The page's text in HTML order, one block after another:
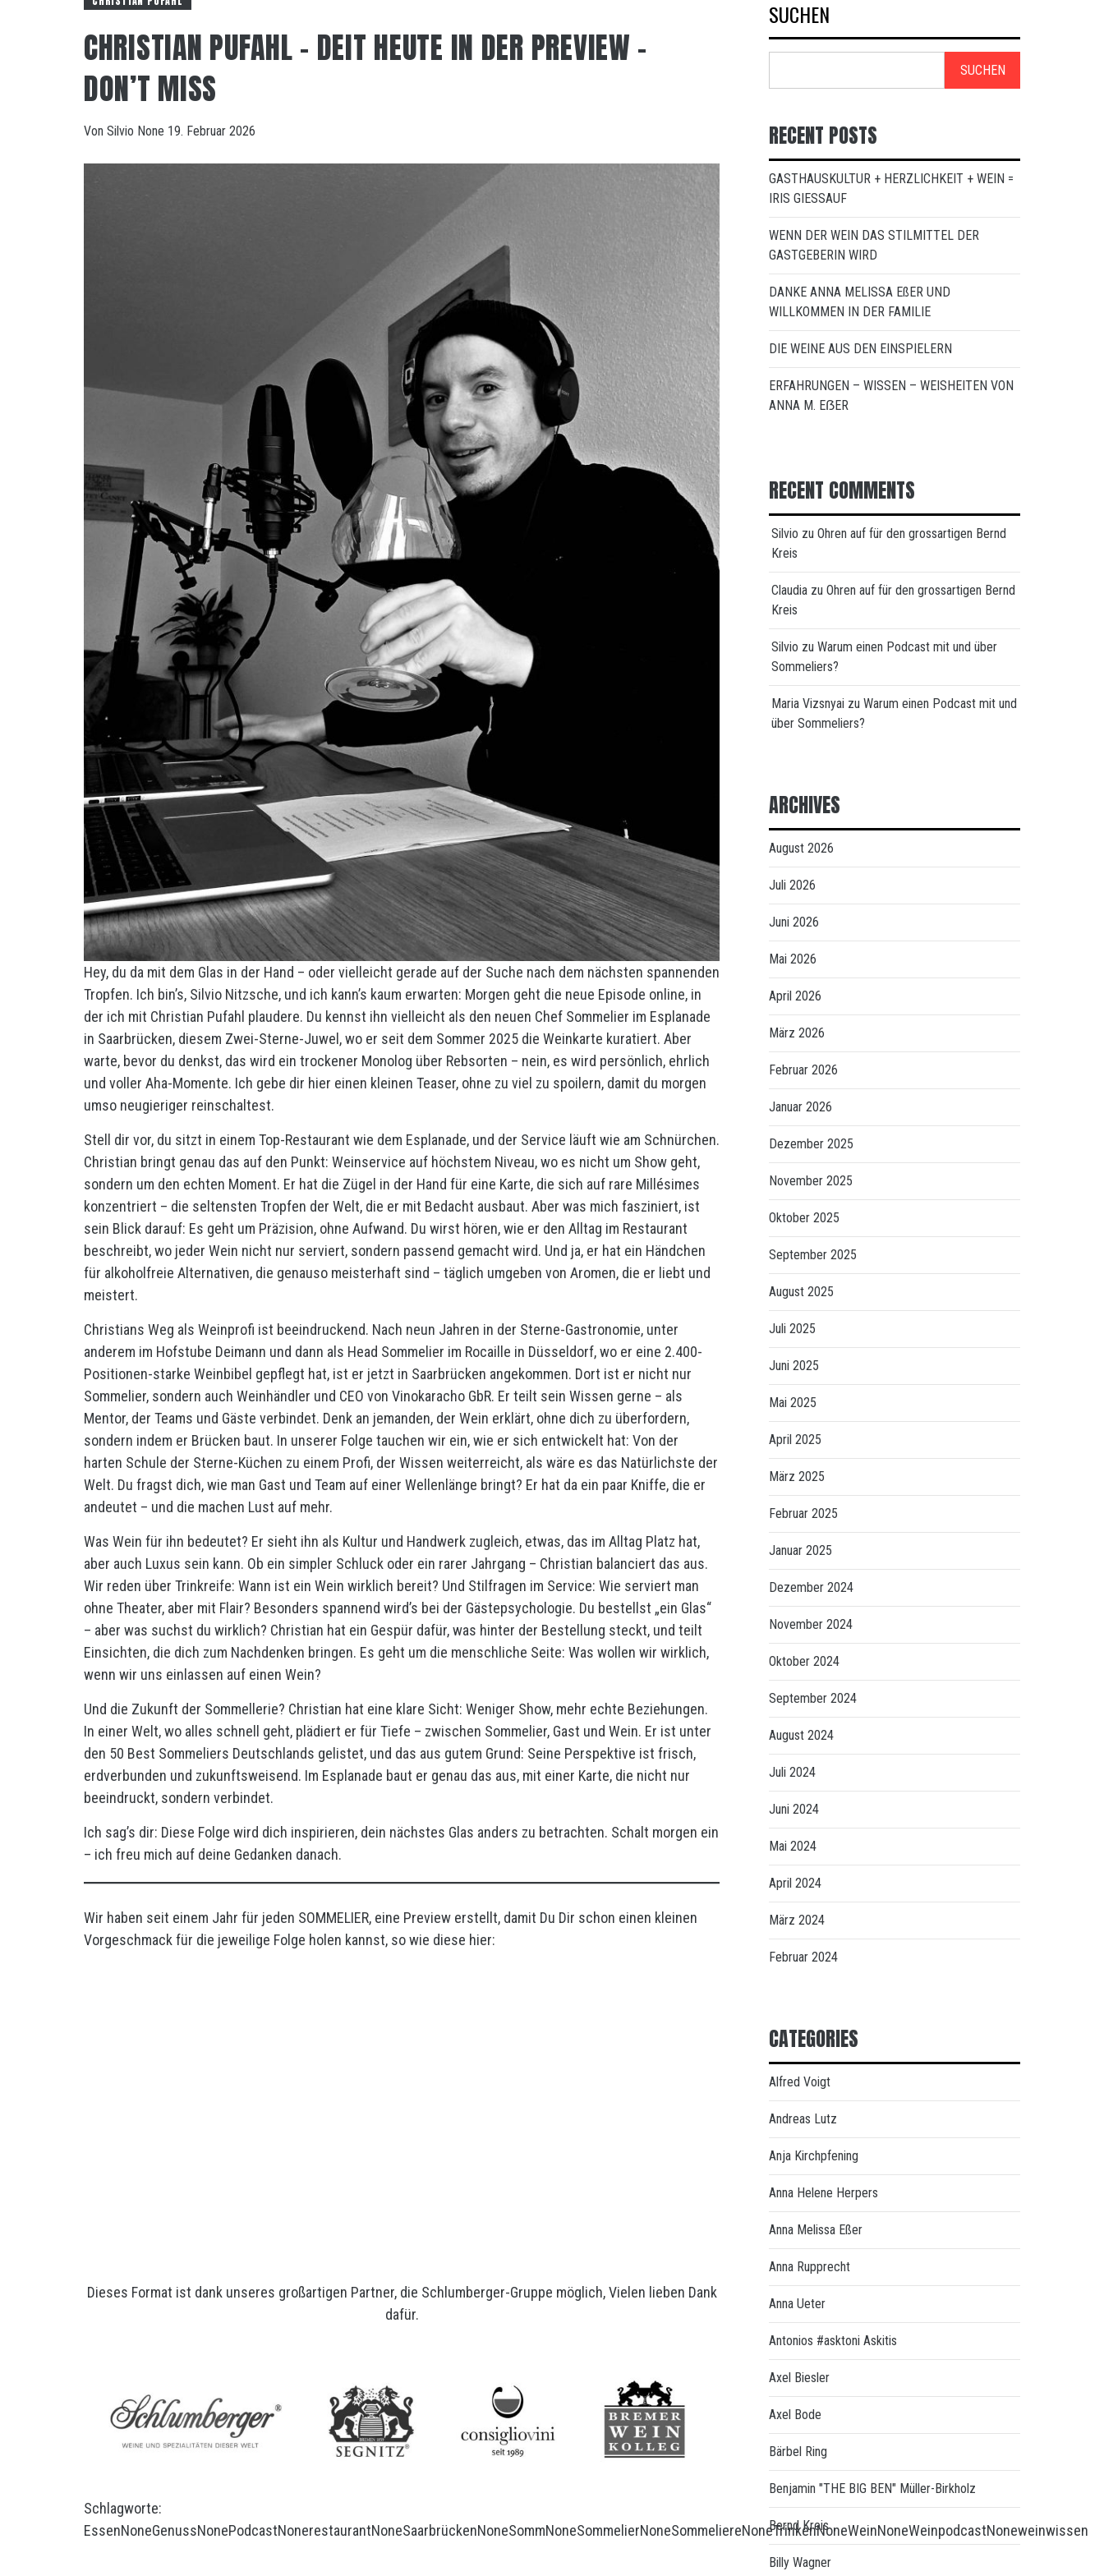
CHRISTIAN PUFAHL – DEIT HEUTE IN DER PREVIEW –
DON’T MISS
Von Silvio None 19. Februar 2026
Hey, du da mit dem Glas in der Hand – oder vielleicht gerade auf der Suche nach dem nächsten spannenden
Tropfen. Ich bin’s, Silvio Nitzsche, und ich kann’s kaum erwarten: Morgen geht die neue Episode online, in
der ich mit Christian Pufahl plaudere. Du kennst ihn vielleicht als den neuen Chef Sommelier im Esplanade
in Saarbrücken, diesem Zwei-Sterne-Juwel, wo er seit dem Sommer 2025 die Weinkarte kuratiert. Aber
warte, bevor du denkst, das wird ein trockener Monolog über Rebsorten – nein, es wird persönlich, ehrlich
und voller Aha-Momente. Ich gebe dir hier einen kleinen Teaser, ohne zu viel zu spoilern, damit du morgen
umso neugieriger reinschaltest.
Stell dir vor, du sitzt in einem Top-Restaurant wie dem Esplanade, und der Service läuft wie am Schnürchen.
Christian bringt genau das auf den Punkt: Weinservice auf höchstem Niveau, wo es nicht um Show geht,
sondern um den echten Moment. Er hat die Zügel in der Hand für eine Karte, die sich auf rare Millésimes
konzentriert – die seltensten Tropfen der Welt, die er mit Bedacht ausbaut. Aber was mich fasziniert, ist
sein Blick darauf: Es geht um Präzision, ohne Aufwand. Du wirst hören, wie er den Alltag im Restaurant
beschreibt, wo jeder Wein nicht nur serviert, sondern passend gemacht wird. Und ja, er hat ein Händchen
für alkoholfreie Alternativen, die genauso meisterhaft sind – täglich umgeben von Aromen, die er liebt und
meistert.
Christians Weg als Weinprofi ist beeindruckend. Nach neun Jahren in der Sterne-Gastronomie, unter
anderem im Hofstube Deimann und dann als Head Sommelier im Rocaille in Düsseldorf, wo er eine 2.400-
Positionen-starke Weinbibel gepflegt hat, ist er jetzt in Saarbrücken angekommen. Dort ist er nicht nur
Sommelier, sondern auch Weinhändler und CEO von Vinokaracho GbR. Er teilt sein Wissen gerne – als
Mentor, der Teams und Gäste verbindet. Denk an jemanden, der Wein erklärt, ohne dich zu überfordern,
sondern indem er Brücken baut. In unserer Folge tauchen wir ein, wie er sich entwickelt hat: Von der
harten Schule der Sterne-Küchen zu einem Profi, der Wissen weiterreicht, als wäre es das Natürlichste der
Welt. Du fragst dich, wie man Gast und Team auf einer Wellenlänge bringt? Er hat da ein paar Kniffe, die er
andeutet – und die machen Lust auf mehr.
Was Wein für ihn bedeutet? Er sieht ihn als Kultur und Handwerk zugleich, etwas, das im Alltag Platz hat,
aber auch Luxus sein kann. Ob ein simpler Schluck oder ein rarer Jahrgang – Christian balanciert das aus.
Wir reden über Trinkreife: Wann ist ein Wein wirklich bereit? Und Stilfragen im Service: Wie serviert man
ohne Theater, aber mit Flair? Besonders spannend wird’s bei der Gästepsychologie. Du bestellst „ein Glas“
– aber was suchst du wirklich? Christian hat ein Gespür dafür, was hinter der Bestellung steckt, und teilt
Einsichten, die dich zum Nachdenken bringen. Es geht um die menschliche Seite: Was wollen wir wirklich,
wenn wir uns einlassen auf einen Wein?
Und die Zukunft der Sommellerie? Christian hat eine klare Sicht: Weniger Show, mehr echte Beziehungen.
In einer Welt, wo alles schnell geht, plädiert er für Tiefe – zwischen Sommelier, Gast und Wein. Er ist unter
den 50 Best Sommeliers Deutschlands gelistet, und das aus gutem Grund: Seine Perspektive ist frisch,
erdverbunden und zukunftsweisend. Im Esplanade baut er genau das aus, mit einer Karte, die nicht nur
beeindruckt, sondern verbindet.
Ich sag’s dir: Diese Folge wird dich inspirieren, dein nächstes Glas anders zu betrachten. Schalt morgen ein
– ich freu mich auf deine Gedanken danach.
Wir haben seit einem Jahr für jeden SOMMELIER, eine Preview erstellt, damit Du Dir schon einen kleinen
Vorgeschmack für die jeweilige Folge holen kannst, so wie diese hier:
Dieses Format ist dank unseres großartigen Partner, die Schlumberger-Gruppe möglich, Vielen lieben Dank
dafür.
Schlagworte:
EssenNoneGenussNonePodcastNonerestaurantNoneSaarbrückenNoneSommNoneSommelierNoneSommeliereNoneTrinkenNoneWeinNoneWeinpodcastNoneweinwissen
SUCHEN
SUCHEN
RECENT POSTS
GASTHAUSKULTUR + HERZLICHKEIT + WEIN =
IRIS GIESSAUF
WENN DER WEIN DAS STILMITTEL DER
GASTGEBERIN WIRD
DANKE ANNA MELISSA EßER UND
WILLKOMMEN IN DER FAMILIE
DIE WEINE AUS DEN EINSPIELERN
ERFAHRUNGEN – WISSEN – WEISHEITEN VON
ANNA M. EẞER
RECENT COMMENTS
Silvio zu Ohren auf für den grossartigen Bernd
Kreis
Claudia zu Ohren auf für den grossartigen Bernd
Kreis
Silvio zu Warum einen Podcast mit und über
Sommeliers?
Maria Vizsnyai zu Warum einen Podcast mit und
über Sommeliers?
ARCHIVES
August 2026
Juli 2026
Juni 2026
Mai 2026
April 2026
März 2026
Februar 2026
Januar 2026
Dezember 2025
November 2025
Oktober 2025
September 2025
August 2025
Juli 2025
Juni 2025
Mai 2025
April 2025
März 2025
Februar 2025
Januar 2025
Dezember 2024
November 2024
Oktober 2024
September 2024
August 2024
Juli 2024
Juni 2024
Mai 2024
April 2024
März 2024
Februar 2024
CATEGORIES
Alfred Voigt
Andreas Lutz
Anja Kirchpfening
Anna Helene Herpers
Anna Melissa Eßer
Anna Rupprecht
Anna Ueter
Antonios #asktoni Askitis
Axel Biesler
Axel Bode
Bärbel Ring
Benjamin "THE BIG BEN" Müller-Birkholz
Bernd Kreis
Billy Wagner